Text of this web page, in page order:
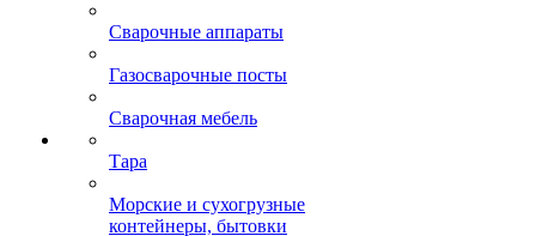
Сварочные аппараты
Газосварочные посты
Сварочная мебель
Тара
Морские и сухогрузные
контейнеры, бытовки